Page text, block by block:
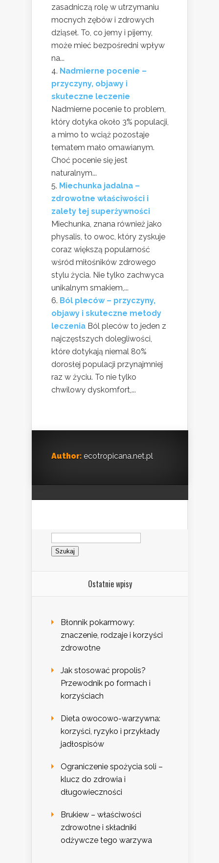
zasadniczą rolę w utrzymaniu
mocnych zębów i zdrowych
dziąseł. To, co jemy i pijemy,
może mieć bezpośredni wpływ
na...
Nadmierne pocenie –
przyczyny, objawy i
skuteczne leczenie
Nadmierne pocenie to problem,
który dotyka około 3% populacji,
a mimo to wciąż pozostaje
tematem mało omawianym.
Choć pocenie się jest
naturalnym...
Miechunka jadalna –
zdrowotne właściwości i
zalety tej superżywności
Miechunka, znana również jako
physalis, to owoc, który zyskuje
coraz większą popularność
wśród miłośników zdrowego
stylu życia. Nie tylko zachwyca
unikalnym smakiem,...
Ból pleców – przyczyny,
objawy i skuteczne metody
leczenia Ból pleców to jeden z
najczęstszych dolegliwości,
które dotykają niemal 80%
dorosłej populacji przynajmniej
raz w życiu. To nie tylko
chwilowy dyskomfort,...
Author: ecotropicana.net.pl
Szukaj:
Ostatnie wpisy
Błonnik pokarmowy:
znaczenie, rodzaje i korzyści
zdrowotne
Jak stosować propolis?
Przewodnik po formach i
korzyściach
Dieta owocowo-warzywna:
korzyści, ryzyko i przykłady
jadłospisów
Ograniczenie spożycia soli –
klucz do zdrowia i
długowieczności
Brukiew – właściwości
zdrowotne i składniki
odżywcze tego warzywa